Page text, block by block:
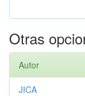
Otras
Autor
JICA